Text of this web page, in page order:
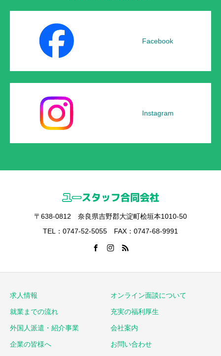
Facebook
Instagram
〒638-0812 奈良県吉野郡大淀町桧垣本1010-50
TEL：0747-52-5055 FAX：0747-68-9991
求人情報 オンライン面談について
就業までの流れ 充実の福利厚生
外国人派遣・紹介事業 会社案内
企業の皆様へ お問い合わせ